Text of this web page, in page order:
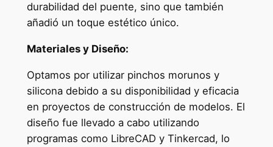
durabilidad del puente, sino que también
añadió un toque estético único.
Materiales y Diseño:
Optamos por utilizar pinchos morunos y
silicona debido a su disponibilidad y eficacia
en proyectos de construcción de modelos. El
diseño fue llevado a cabo utilizando
programas como LibreCAD y Tinkercad, lo